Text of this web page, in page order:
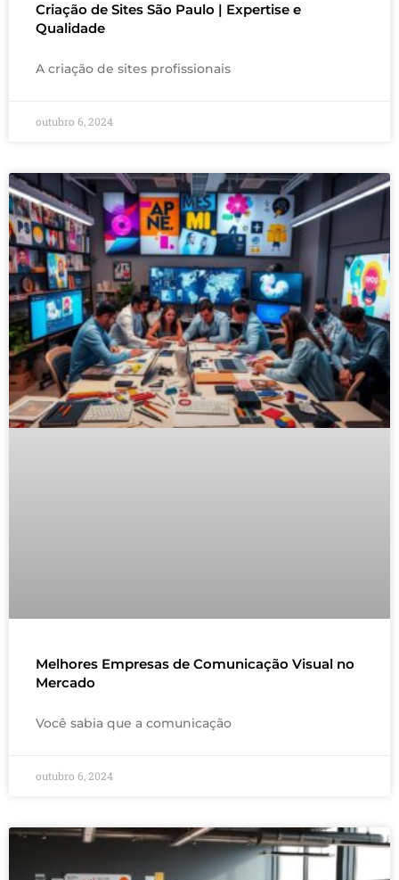
Criação de Sites São Paulo | Expertise e
Qualidade
A criação de sites profissionais
outubro 6, 2024
Melhores Empresas de Comunicação Visual no
Mercado
Você sabia que a comunicação
outubro 6, 2024